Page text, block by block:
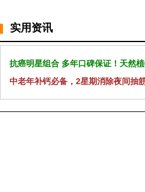
实用资讯
抗癌明星组合 多年口碑保证！天然
中老年补钙必备，2星期消除夜间抽